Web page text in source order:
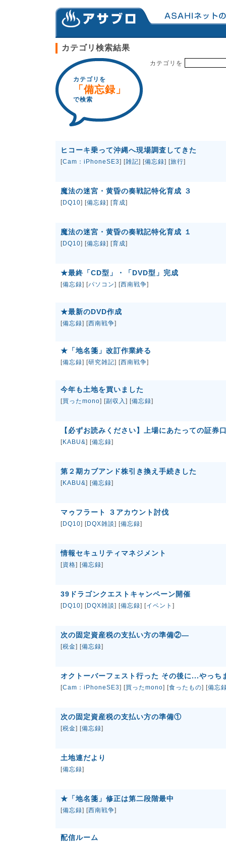
カテゴリ検索結果
カテゴリを
「備忘録」
で検索
カテゴリを
ヒコーキ乗って沖縄へ現場調査してきた
[Cam：iPhoneSE3] [雑記] [備忘録] [旅行]
魔法の迷宮・黄昏の奏戦記特化育成 ３
[DQ10] [備忘録] [育成]
魔法の迷宮・黄昏の奏戦記特化育成 １
[DQ10] [備忘録] [育成]
★最終「CD型」・「DVD型」完成
[備忘録] [パソコン] [西南戦争]
★最新のDVD作成
[備忘録] [西南戦争]
★「地名箋」改訂作業終る
[備忘録] [研究雑記] [西南戦争]
今年も土地を買いました
[買ったmono] [副収入 ] [備忘録]
【必ずお読みください】上場にあたっての証券
[KABU&] [備忘録]
第２期カブアンド株引き換え手続きした
[KABU&] [備忘録]
マゥフラート ３アカウント討伐
[DQ10] [DQX雑談] [備忘録]
情報セキュリティマネジメント
[資格] [備忘録]
39ドラゴンクエストキャンペーン開催
[DQ10] [DQX雑談] [備忘録] [イベント ]
次の固定資産税の支払い方の準備②―
[税金] [備忘録]
オクトーバーフェスト行った その後に...やっち
[Cam：iPhoneSE3] [買ったmono] [食ったもの] [備忘
次の固定資産税の支払い方の準備①
[税金] [備忘録]
土地連だより
[備忘録]
★「地名箋」修正は第二段階最中
[備忘録] [西南戦争]
配信ルーム